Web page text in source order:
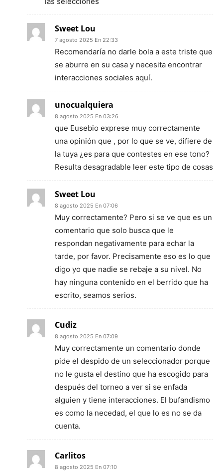
Sweet Lou
7 agosto 2025 En 22:33
Recomendaría no darle bola a este triste que
se aburre en su casa y necesita encontrar
interacciones sociales aquí.
unocualquiera
8 agosto 2025 En 03:26
que Eusebio exprese muy correctamente
una opinión que , por lo que se ve, difiere de
la tuya ¿es para que contestes en ese tono?
Resulta desagradable leer este tipo de cosas
Sweet Lou
8 agosto 2025 En 07:06
Muy correctamente? Pero si se ve que es un
comentario que solo busca que le
respondan negativamente para echar la
tarde, por favor. Precisamente eso es lo que
digo yo que nadie se rebaje a su nivel. No
hay ninguna contenido en el berrido que ha
escrito, seamos serios.
Cudiz
8 agosto 2025 En 07:09
Muy correctamente un comentario donde
pide el despido de un seleccionador porque
no le gusta el destino que ha escogido para
después del torneo a ver si se enfada
alguien y tiene interacciones. El bufandismo
es como la necedad, el que lo es no se da
cuenta.
Carlitos
8 agosto 2025 En 07:10